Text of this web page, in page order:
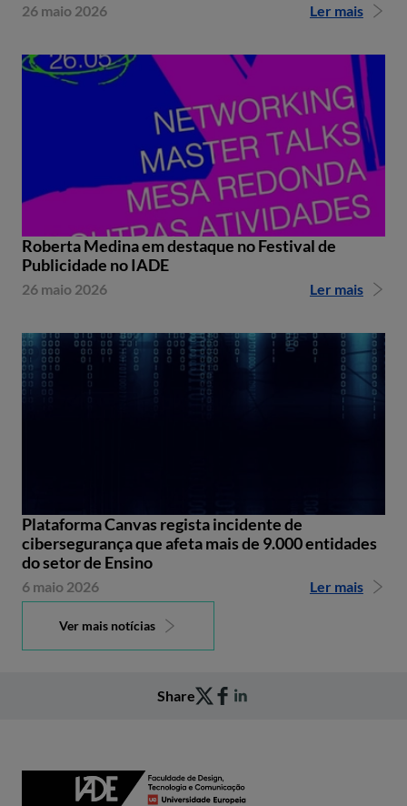
26 maio 2026 Ler mais
Roberta Medina em destaque no Festival de
Publicidade no IADE
26 maio 2026 Ler mais
Plataforma Canvas regista incidente de
cibersegurança que afeta mais de 9.000 entidades
do setor de Ensino
6 maio 2026 Ler mais
Ver mais notícias
Share